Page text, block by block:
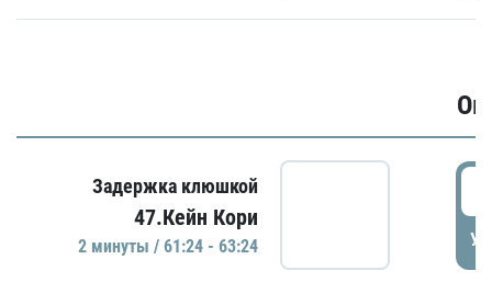
Задержка клюшкой
47.Кейн Кори
2 минуты / 61:24 - 63:24